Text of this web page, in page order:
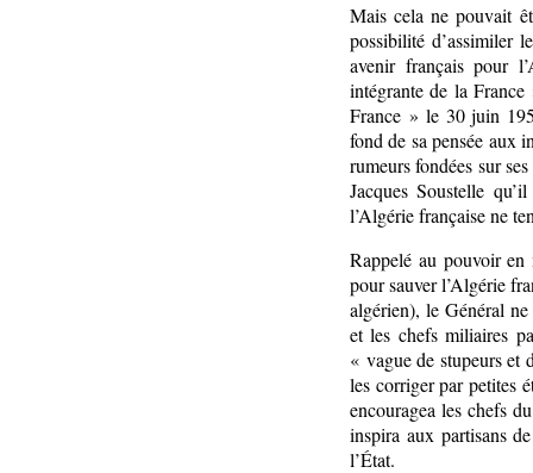
Mais cela ne pouvait
possibilité d’assimiler
avenir français pour
intégrante de la
France » le 30 juin
fond de sa pensée aux
rumeurs fondées sur
Jacques Soustelle
l’Algérie française ne
Rappelé au pouvoir
pour sauver l’Algérie
algérien), le Général
et les chefs miliaires
« vague de stupeurs et
les corriger par petites
encouragea les chefs
inspira aux partisans
l’État.